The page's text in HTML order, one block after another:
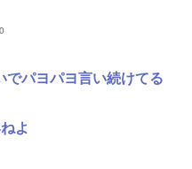
でパヨパヨ言い続けてる
よ